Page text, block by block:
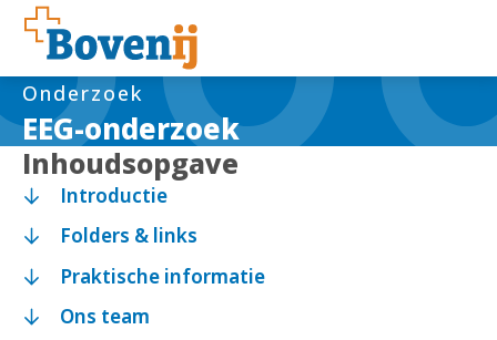
EEG-onderzoek
Onderzoek
Inhoudsopgave
Introductie
Folders & links
Praktische informatie
Ons team